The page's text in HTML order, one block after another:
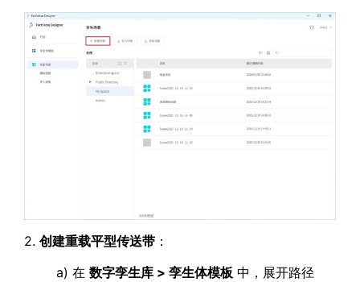
2. 创建重载平型传送带 ：
a) 在 数字孪生库 > 孪生体模板 中，展开路径